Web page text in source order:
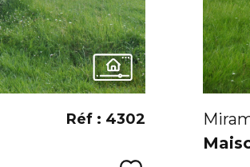
Réf : 4302